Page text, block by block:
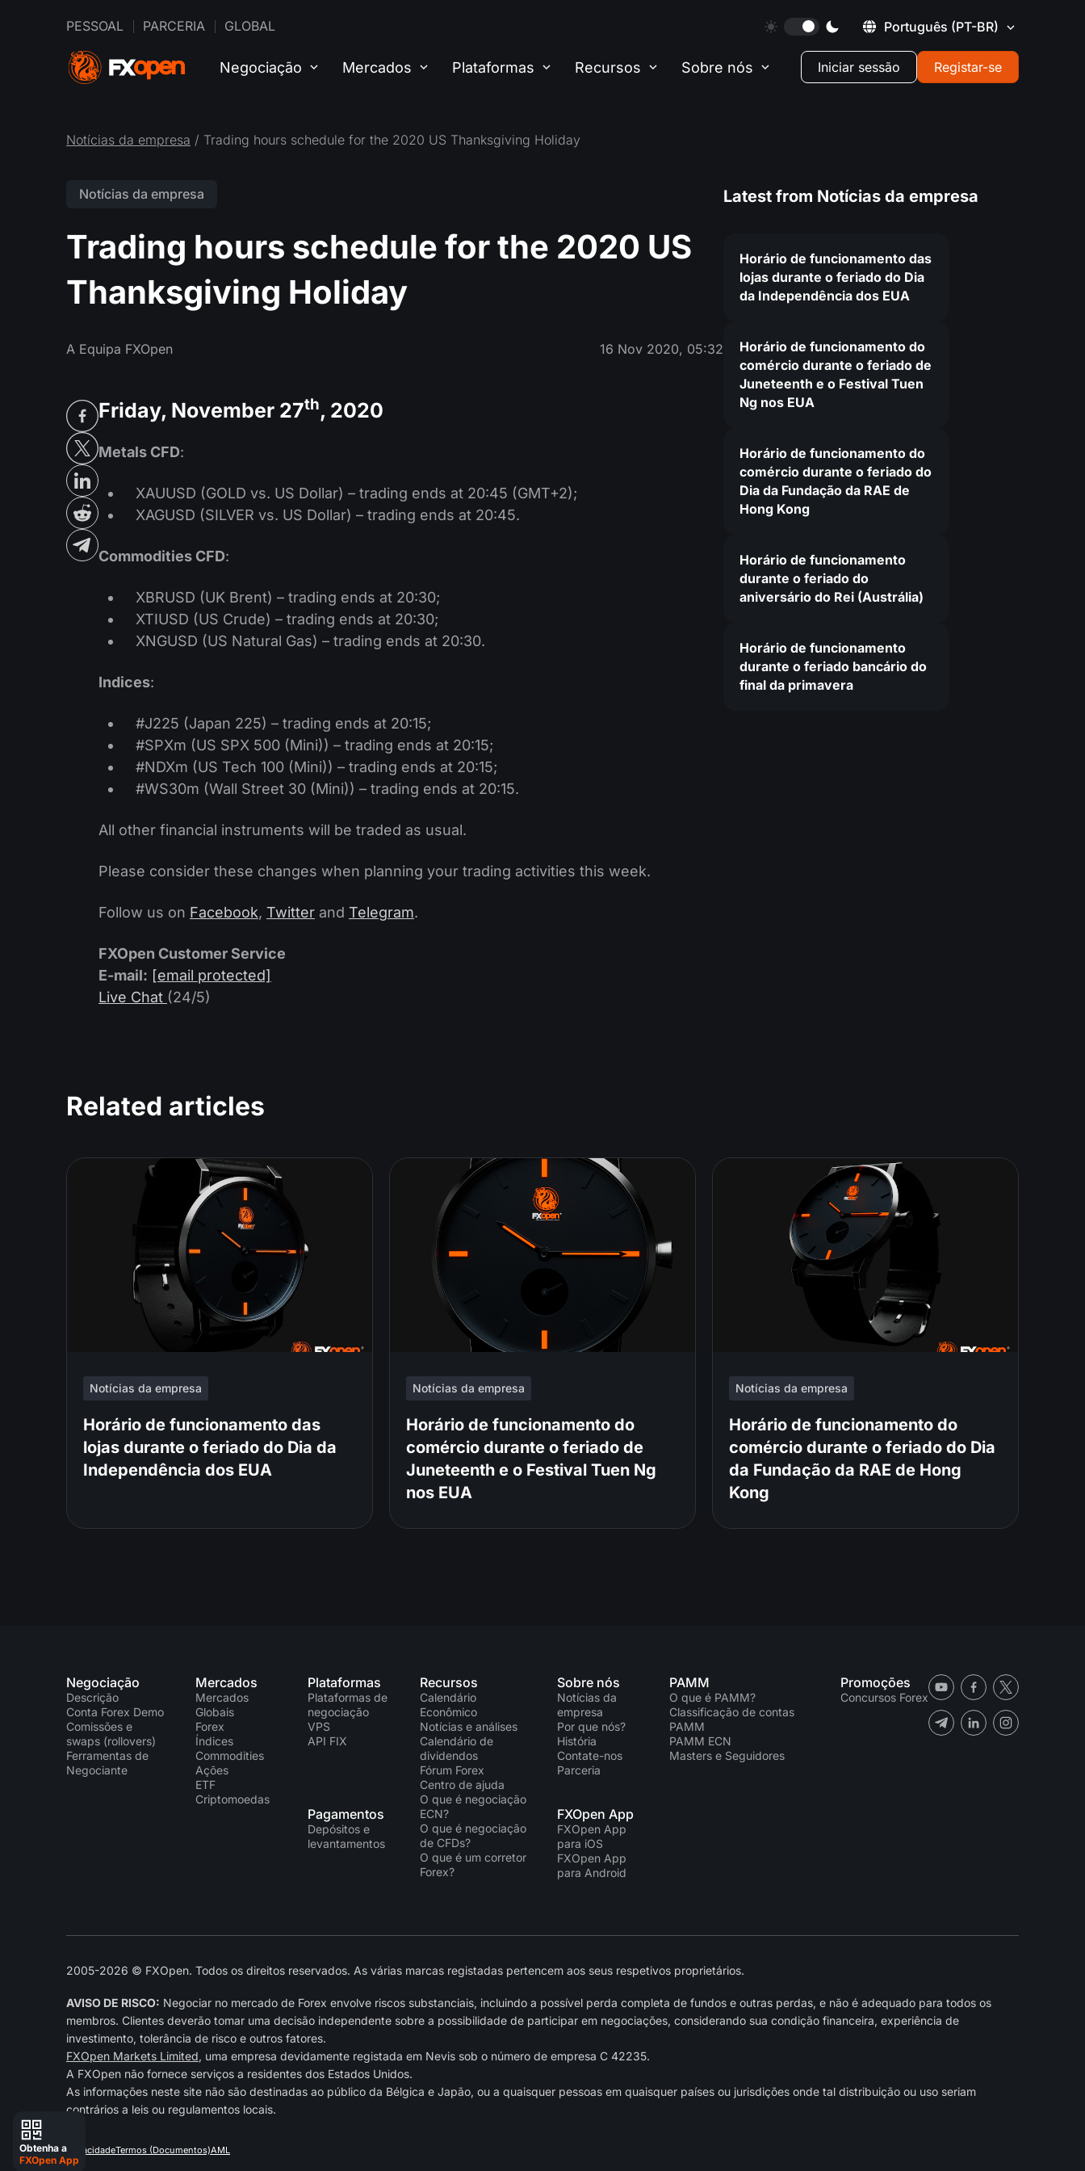
PESSOAL PARCERIA GLOBAL Português (PT-BR)
Negociação Mercados Plataformas Recursos Sobre nós Iniciar sessão Registar-se
Notícias da empresa / Trading hours schedule for the 2020 US Thanksgiving Holiday
Notícias da empresa
Trading hours schedule for the 2020 US
Thanksgiving Holiday
A Equipa FXOpen 16 Nov 2020, 05:32
Friday, November 27th, 2020
Metals CFD:
XAUUSD (GOLD vs. US Dollar) – trading ends at 20:45 (GMT+2);
XAGUSD (SILVER vs. US Dollar) – trading ends at 20:45.
Commodities CFD:
XBRUSD (UK Brent) – trading ends at 20:30;
XTIUSD (US Crude) – trading ends at 20:30;
XNGUSD (US Natural Gas) – trading ends at 20:30.
Indices:
#J225 (Japan 225) – trading ends at 20:15;
#SPXm (US SPX 500 (Mini)) – trading ends at 20:15;
#NDXm (US Tech 100 (Mini)) – trading ends at 20:15;
#WS30m (Wall Street 30 (Mini)) – trading ends at 20:15.
All other financial instruments will be traded as usual.
Please consider these changes when planning your trading activities this week.
Follow us on Facebook, Twitter and Telegram.
FXOpen Customer Service
E-mail: [email protected]
Live Chat (24/5)
Latest from Notícias da empresa
Horário de funcionamento das
lojas durante o feriado do Dia
da Independência dos EUA
Horário de funcionamento do
comércio durante o feriado de
Juneteenth e o Festival Tuen
Ng nos EUA
Horário de funcionamento do
comércio durante o feriado do
Dia da Fundação da RAE de
Hong Kong
Horário de funcionamento
durante o feriado do
aniversário do Rei (Austrália)
Horário de funcionamento
durante o feriado bancário do
final da primavera
Related articles
Notícias da empresa
Horário de funcionamento das
lojas durante o feriado do Dia da
Independência dos EUA
Notícias da empresa
Horário de funcionamento do
comércio durante o feriado de
Juneteenth e o Festival Tuen Ng
nos EUA
Notícias da empresa
Horário de funcionamento do
comércio durante o feriado do Dia
da Fundação da RAE de Hong
Kong
Negociação
Descrição
Conta Forex Demo
Comissões e
swaps (rollovers)
Ferramentas de
Negociante
Mercados
Mercados
Globais
Forex
Índices
Commodities
Ações
ETF
Criptomoedas
Plataformas
Plataformas de
negociação
VPS
API FIX
Pagamentos
Depósitos e
levantamentos
Recursos
Calendário
Econômico
Notícias e análises
Calendário de
dividendos
Fórum Forex
Centro de ajuda
O que é negociação
ECN?
O que é negociação
de CFDs?
O que é um corretor
Forex?
Sobre nós
Notícias da
empresa
Por que nós?
História
Contate-nos
Parceria
FXOpen App
FXOpen App
para iOS
FXOpen App
para Android
PAMM
O que é PAMM?
Classificação de contas
PAMM
PAMM ECN
Masters e Seguidores
Promoções
Concursos Forex
2005-2026 © FXOpen. Todos os direitos reservados. As várias marcas registadas pertencem aos seus respetivos proprietários.
AVISO DE RISCO: Negociar no mercado de Forex envolve riscos substanciais, incluindo a possível perda completa de fundos e outras perdas, e não é adequado para todos os
membros. Clientes deverão tomar uma decisão independente sobre a possibilidade de participar em negociações, considerando sua condição financeira, experiência de
investimento, tolerância de risco e outros fatores.
FXOpen Markets Limited, uma empresa devidamente registada em Nevis sob o número de empresa C 42235.
A FXOpen não fornece serviços a residentes dos Estados Unidos.
As informações neste site não são destinadas ao público da Bélgica e Japão, ou a quaisquer pessoas em quaisquer países ou jurisdições onde tal distribuição ou uso seriam
contrários a leis ou regulamentos locais.
PrivacidadeTermos (Documentos)AML
Obtenha a
FXOpen App